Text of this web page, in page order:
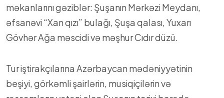
məkanlarını gəziblər: Şuşanın Mərkəzi Meydanı,
əfsanəvi “Xan qızı” bulağı, Şuşa qalası, Yuxarı
Gövhər Ağa məscidi və məşhur Cıdır düzü.
Tur iştirakçılarına Azərbaycan mədəniyyətinin
beşiyi, görkəmli şairlərin, musiqiçilərin və